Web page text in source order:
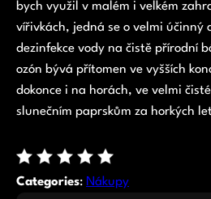
bych využil v malém i velkém
vířivkách, jedná se o velmi účinný
dezinfekce vody na čistě přírodní
ozón bývá přítomen ve vyšších
dokonce i na horách, ve velmi
slunečním paprskům za horkých
Categories: Nákupy